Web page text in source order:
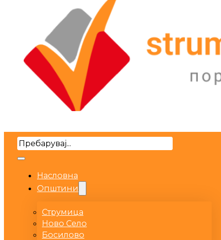
Search
Насловна
Општини
Струмица
Ново Село
Босилово